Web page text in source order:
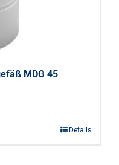
MDG 45
Details